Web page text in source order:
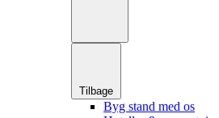
Tilbage
Byg stand med os